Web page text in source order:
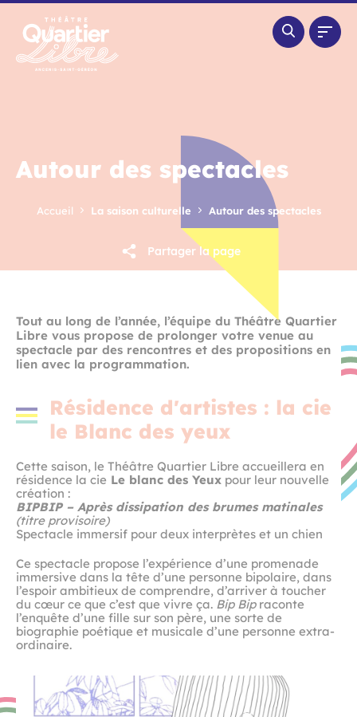
Autour des spectacles
Accueil La saison culturelle Autour des spectacles
Partager la page
Tout au long de l’année, l’équipe du Théâtre Quartier
Libre vous propose de prolonger votre venue au
spectacle par des rencontres et des propositions en
lien avec la programmation.
Résidence d'artistes : la cie
le Blanc des yeux
Cette saison, le Théâtre Quartier Libre accueillera en
résidence la cie Le blanc des Yeux pour leur nouvelle
création :
BIPBIP – Après dissipation des brumes matinales
(titre provisoire)
Spectacle immersif pour deux interprètes et un chien
Ce spectacle propose l’expérience d’une promenade
immersive dans la tête d’une personne bipolaire, dans
l’espoir ambitieux de comprendre, d’arriver à toucher
du cœur ce que c’est que vivre ça. Bip Bipraconte
l’enquête d’une fille sur son père, une sorte de
biographie poétique et musicale d’une personne extra-
ordinaire.
Panneau de gestion des cookies